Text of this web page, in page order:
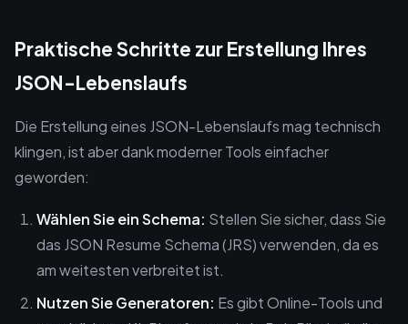
Praktische Schritte zur Erstellung Ihres
JSON-Lebenslaufs
Die Erstellung eines JSON-Lebenslaufs mag technisch
klingen, ist aber dank moderner Tools einfacher
geworden:
Wählen Sie ein Schema: Stellen Sie sicher, dass Sie
das JSON Resume Schema (JRS) verwenden, da es
am weitesten verbreitet ist.
Nutzen Sie Generatoren: Es gibt Online-Tools und